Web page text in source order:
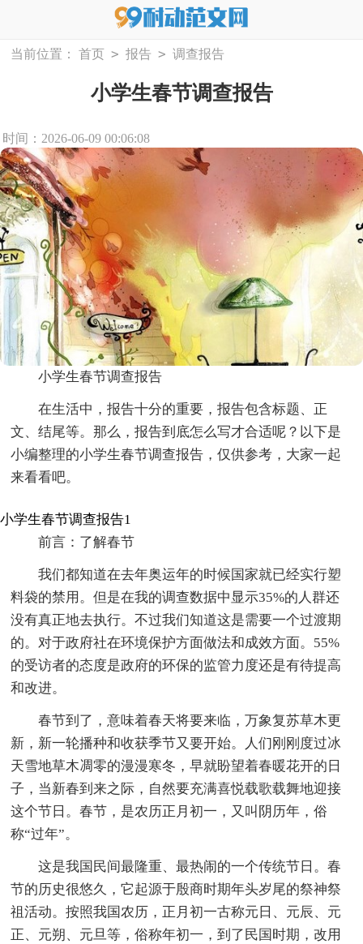
当前位置： 首页 > 报告 > 调查报告
小学生春节调查报告
时间：2026-06-09 00:06:08
小学生春节调查报告
在生活中，报告十分的重要，报告包含标题、正
文、结尾等。那么，报告到底怎么写才合适呢？以下是
小编整理的小学生春节调查报告，仅供参考，大家一起
来看看吧。
小学生春节调查报告1
前言：了解春节
我们都知道在去年奥运年的时候国家就已经实行塑
料袋的禁用。但是在我的调查数据中显示35%的人群还
没有真正地去执行。不过我们知道这是需要一个过渡期
的。对于政府社在环境保护方面做法和成效方面。55%
的受访者的态度是政府的环保的监管力度还是有待提高
和改进。
春节到了，意味着春天将要来临，万象复苏草木更
新，新一轮播种和收获季节又要开始。人们刚刚度过冰
天雪地草木凋零的漫漫寒冬，早就盼望着春暖花开的日
子，当新春到来之际，自然要充满喜悦载歌载舞地迎接
这个节日。春节，是农历正月初一，又叫阴历年，俗
称“过年”。
这是我国民间最隆重、最热闹的一个传统节日。春
节的历史很悠久，它起源于殷商时期年头岁尾的祭神祭
祖活动。按照我国农历，正月初一古称元日、元辰、元
正、元朔、元旦等，俗称年初一，到了民国时期，改用